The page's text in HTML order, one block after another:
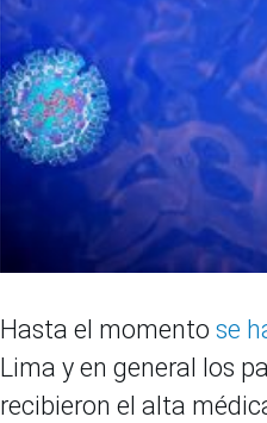
Hasta el momento se
Lima y en general los
recibieron el alta